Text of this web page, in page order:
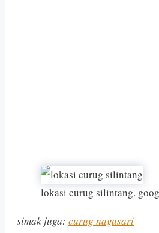
lokasi curug silintang.
simak juga: curug nagasari